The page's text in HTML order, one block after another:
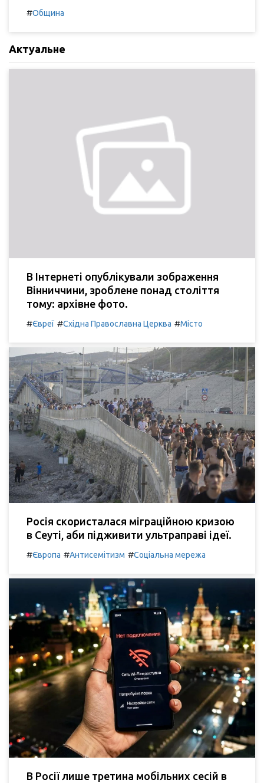
#Община
Актуальне
В Інтернеті опублікували зображення
Вінниччини, зроблене понад століття
тому: архівне фото.
#Євреї #Східна Православна Церква #Місто
Росія скористалася міграційною кризою
в Сеуті, аби підживити ультраправі ідеї.
#Європа #Антисемітизм #Соціальна мережа
В Росії лише третина мобільних сесій в